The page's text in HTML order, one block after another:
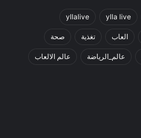
ylla live
yllalive
العاب تغذية صحة
عالم_الرياضة عالم الالعاب